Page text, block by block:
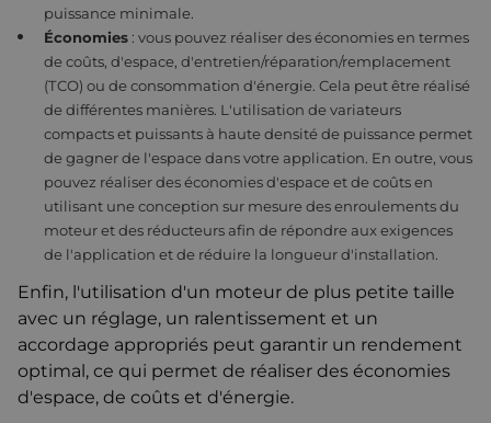
puissance minimale.
Économies : vous pouvez réaliser des économies en termes
de coûts, d'espace, d'entretien/réparation/remplacement
(TCO) ou de consommation d'énergie. Cela peut être réalisé
de différentes manières. L'utilisation de variateurs
compacts et puissants à haute densité de puissance permet
de gagner de l'espace dans votre application. En outre, vous
pouvez réaliser des économies d'espace et de coûts en
utilisant une conception sur mesure des enroulements du
moteur et des réducteurs afin de répondre aux exigences
de l'application et de réduire la longueur d'installation.
Enfin, l'utilisation d'un moteur de plus petite taille
avec un réglage, un ralentissement et un
accordage appropriés peut garantir un rendement
optimal, ce qui permet de réaliser des économies
d'espace, de coûts et d'énergie.